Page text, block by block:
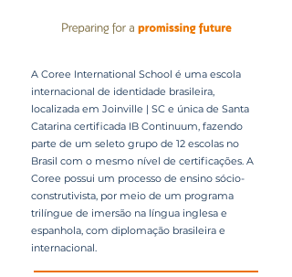
A Coree International School é uma escola
internacional de identidade brasileira,
localizada em Joinville | SC e única de Santa
Catarina certificada IB Continuum, fazendo
parte de um seleto grupo de 12 escolas no
Brasil com o mesmo nível de certificações. A
Coree possui um processo de ensino sócio-
construtivista, por meio de um programa
trilíngue de imersão na língua inglesa e
espanhola, com diplomação brasileira e
internacional.